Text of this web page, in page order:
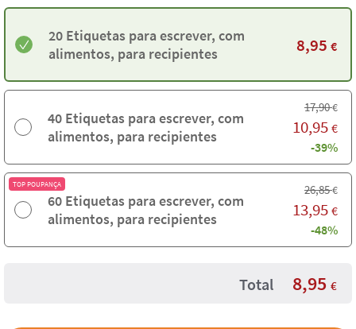
20 Etiquetas para escrever, com
alimentos, para recipientes
8,95 €
40 Etiquetas para escrever, com
alimentos, para recipientes
17,90€
10,95 €
-39%
TOP POUPANÇA
60 Etiquetas para escrever, com
alimentos, para recipientes
26,85€
13,95 €
-48%
Total 8,95 €